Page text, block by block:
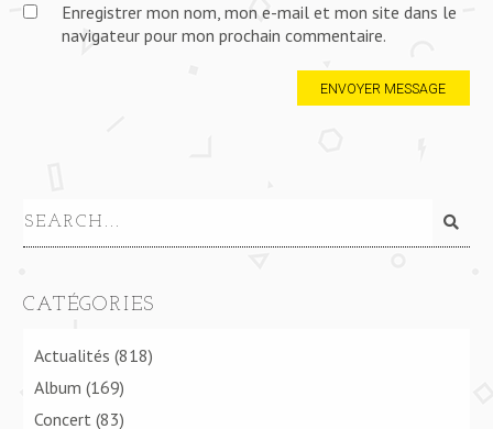
Enregistrer mon nom, mon e-mail et mon site dans le
navigateur pour mon prochain commentaire.
CATÉGORIES
Actualités (818)
Album (169)
Concert (83)